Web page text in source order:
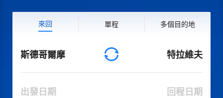
來回 單程 多個目的地
斯德哥爾摩 特拉維夫
出發日期 回程日期